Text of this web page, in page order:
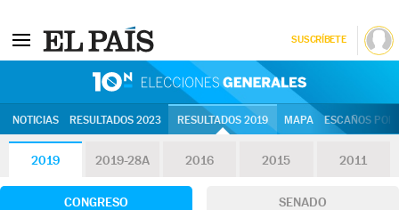
SUSCRÍBETE
NOTICIAS RESULTADOS 2023 RESULTADOS 2019 MAPA ESCAÑOS
2019 2019-28A 2016 2015 2011
CONGRESO SENADO